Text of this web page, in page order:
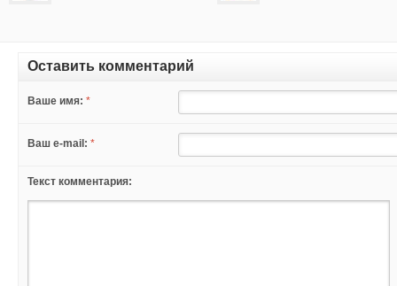
Оставить комментарий
Ваше имя: *
Ваш e-mail: *
Текст комментария: